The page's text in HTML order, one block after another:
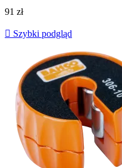
91 zł
 Szybki podgląd